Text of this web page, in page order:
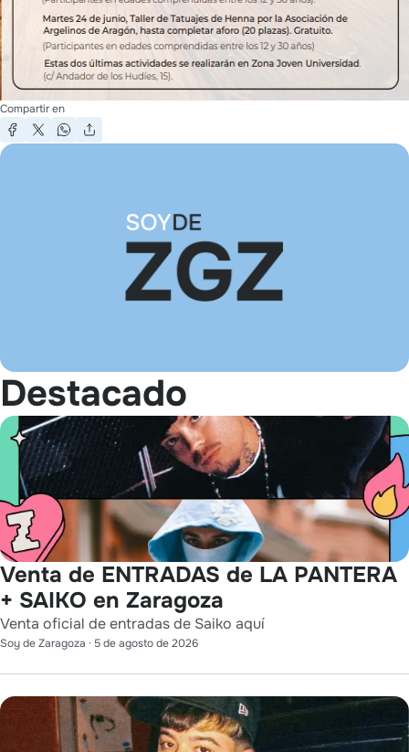
Compartir en
Destacado
Venta de ENTRADAS de LA PANTERA
+ SAIKO en Zaragoza
Venta oficial de entradas de Saiko aquí
Soy de Zaragoza · 5 de agosto de 2026